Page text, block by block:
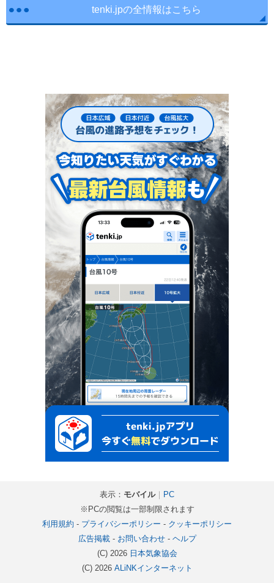
tenki.jpの全情報はこちら
表示： モバイル｜
PC
※PCの閲覧は一部制限されます
利用規約 - プライバシーポリシー - クッキーポリシー
広告掲載- お問い合わせ- ヘルプ
(C) 2026 日本気象協会
(C) 2026 ALiNKインターネット